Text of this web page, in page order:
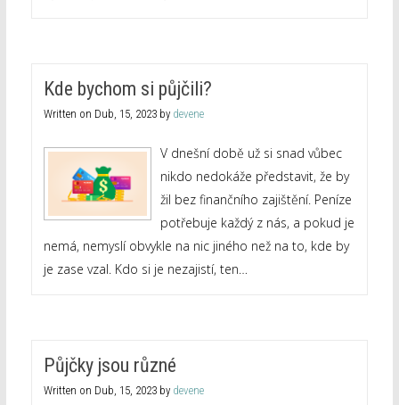
Kde bychom si půjčili?
Written on Dub, 15, 2023 by devene
V dnešní době už si snad vůbec
nikdo nedokáže představit, že by
žil bez finančního zajištění. Peníze
potřebuje každý z nás, a pokud je
nemá, nemyslí obvykle na nic jiného než na to, kde by
je zase vzal. Kdo si je nezajistí, ten…
Půjčky jsou různé
Written on Dub, 15, 2023 by devene